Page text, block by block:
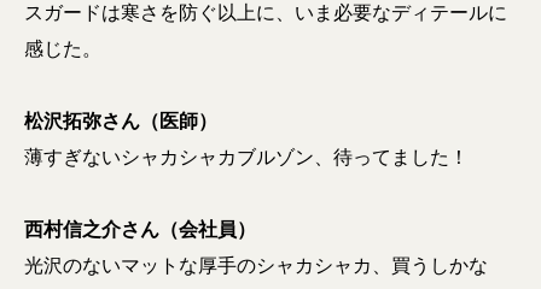
スガードは寒さを防ぐ以上に、いま必要なディテールに
感じた。
松沢拓弥さん（医師）
薄すぎないシャカシャカブルゾン、待ってました！
西村信之介さん（会社員）
光沢のないマットな厚手のシャカシャカ、買うしかな